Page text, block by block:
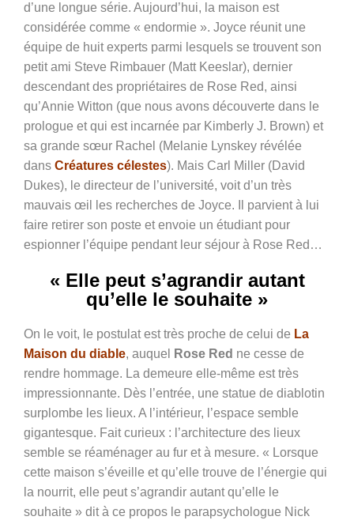
d’une longue série. Aujourd’hui, la maison est
considérée comme « endormie ». Joyce réunit une
équipe de huit experts parmi lesquels se trouvent son
petit ami Steve Rimbauer (Matt Keeslar), dernier
descendant des propriétaires de Rose Red, ainsi
qu’Annie Witton (que nous avons découverte dans le
prologue et qui est incarnée par Kimberly J. Brown) et
sa grande sœur Rachel (Melanie Lynskey révélée
dans Créatures célestes). Mais Carl Miller (David
Dukes), le directeur de l’université, voit d’un très
mauvais œil les recherches de Joyce. Il parvient à lui
faire retirer son poste et envoie un étudiant pour
espionner l’équipe pendant leur séjour à Rose Red…
« Elle peut s’agrandir autant
qu’elle le souhaite »
On le voit, le postulat est très proche de celui de La
Maison du diable, auquel Rose Red ne cesse de
rendre hommage. La demeure elle-même est très
impressionnante. Dès l’entrée, une statue de diablotin
surplombe les lieux. A l’intérieur, l’espace semble
gigantesque. Fait curieux : l’architecture des lieux
semble se réaménager au fur et à mesure. « Lorsque
cette maison s’éveille et qu’elle trouve de l’énergie qui
la nourrit, elle peut s’agrandir autant qu’elle le
souhaite » dit à ce propos le parapsychologue Nick